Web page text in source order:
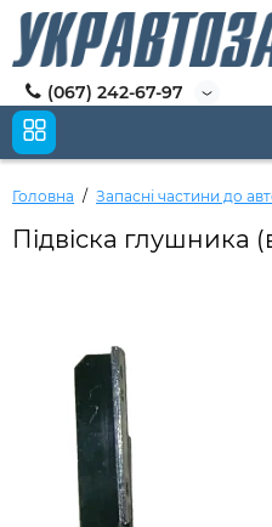
(067) 242-67-97
Головна Запасні частини до
Підвіска глушника